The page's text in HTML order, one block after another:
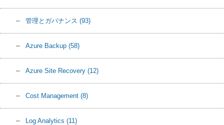
管理とガバナンス (93)
Azure Backup (58)
Azure Site Recovery (12)
Cost Management (8)
Log Analytics (11)